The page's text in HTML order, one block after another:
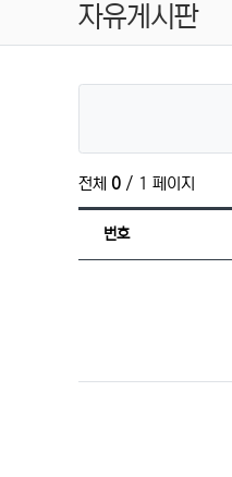
자유게시판
전체 0 / 1 페이지
번호